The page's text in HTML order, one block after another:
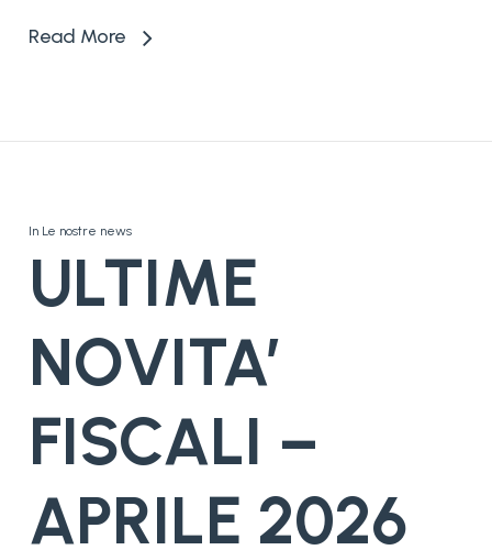
Read More
In Le nostre news
ULTIME
NOVITA’
FISCALI –
APRILE 2026